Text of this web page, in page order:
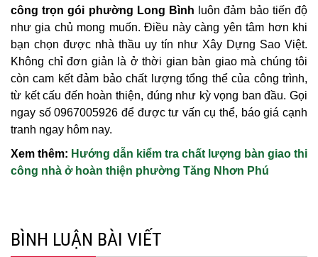
công trọn gói phường Long Bình
luôn đảm bảo tiến độ
như gia chủ mong muốn. Điều này càng yên tâm hơn khi
bạn chọn được nhà thầu uy tín như Xây Dựng Sao Việt.
Không chỉ đơn giản là ở thời gian bàn giao mà chúng tôi
còn cam kết đảm bảo chất lượng tổng thể của công trình,
từ kết cấu đến hoàn thiện, đúng như kỳ vọng ban đầu. Gọi
ngay số 0967005926 để được tư vấn cụ thể, báo giá cạnh
tranh ngay hôm nay.
Xem thêm: Hướng dẫn kiểm tra chất lượng bàn giao thi
công nhà ở hoàn thiện phường Tăng Nhơn Phú
BÌNH LUẬN BÀI VIẾT